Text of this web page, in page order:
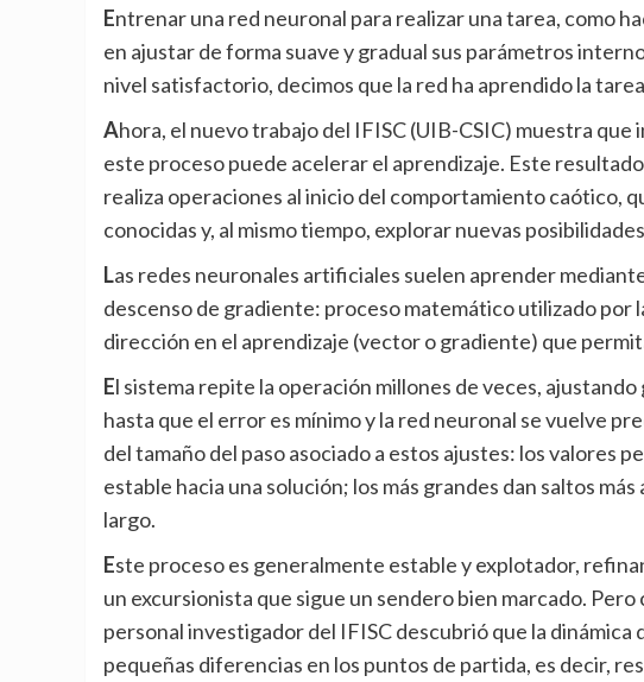
Entrenar una red neuronal para realizar una tarea, como hacer predicciones o clasificaciones, consiste
en ajustar de forma suave y gradual sus parámetros
nivel satisfactorio, decimos que la red ha aprendido la
Ahora, el nuevo trabajo del IFISC (UIB-CSIC) muestra que introducir una cantidad controlada de caos en
este proceso puede acelerar el aprendizaje. Este
realiza operaciones al inicio del comportamiento caótico,
conocidas y, al mismo tiempo, explorar nuevas
Las redes neuronales artificiales suelen aprender mediante algoritmos de optimización como el
descenso de gradiente: proceso matemático utilizado por
dirección en el aprendizaje (vector o gradiente) que
El sistema repite la operación millones de veces, ajustando gradualmente los parámetros del modelo,
hasta que el error es mínimo y la red neuronal se vuelve
del tamaño del paso asociado a estos ajustes: los valores
estable hacia una solución; los más grandes dan saltos
largo.
Este proceso es generalmente estable y explotador, refinando constantemente la solución actual, como
un excursionista que sigue un sendero bien marcado.
personal investigador del IFISC descubrió que la
pequeñas diferencias en los puntos de partida, es decir,